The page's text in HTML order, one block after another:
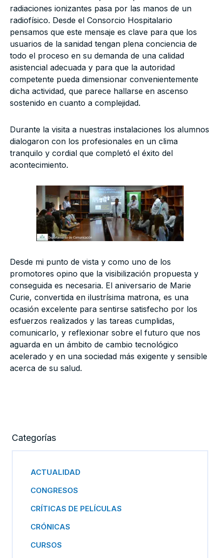
Categorías
ACTUALIDAD
CONGRESOS
CRÍTICAS DE PELÍCULAS
CRÓNICAS
CURSOS
radiaciones ionizantes pasa por las manos de un
radiofísico. Desde el Consorcio Hospitalario
pensamos que este mensaje es clave para que los
usuarios de la sanidad tengan plena conciencia de
todo el proceso en su demanda de una calidad
asistencial adecuada y para que la autoridad
competente pueda dimensionar convenientemente
dicha actividad, que parece hallarse en ascenso
sostenido en cuanto a complejidad.
Durante la visita a nuestras instalaciones los alumnos
dialogaron con los profesionales en un clima
tranquilo y cordial que completó el éxito del
acontecimiento.
Desde mi punto de vista y como uno de los
promotores opino que la visibilización propuesta y
conseguida es necesaria. El aniversario de Marie
Curie, convertida en ilustrísima matrona, es una
ocasión excelente para sentirse satisfecho por los
esfuerzos realizados y las tareas cumplidas,
comunicarlo, y reflexionar sobre el futuro que nos
aguarda en un ámbito de cambio tecnológico
acelerado y en una sociedad más exigente y sensible
acerca de su salud.